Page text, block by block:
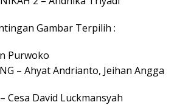
Gambar Terpilih :
Purwoko
– Ahyat Andrianto, Jeihan Angga
Cesa David Luckmansyah